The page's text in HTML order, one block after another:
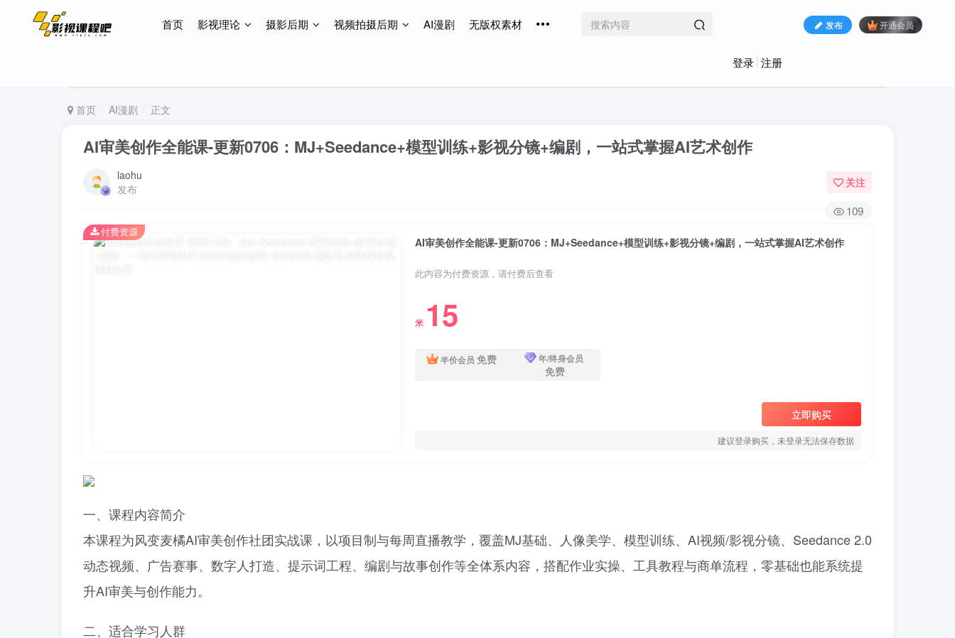
首页 影视理论 摄影后期 视频拍摄后期 AI漫剧 无版权素材 发布 开通会员
登录 注册
特惠终身会员299元，网站所有内容都可观看，终身免费更新
首页 AI漫剧 正文
AI审美创作全能课-更新0706：MJ+Seedance+模型训练+影视分镜+编剧，一站式掌握AI艺术创作
laohu
发布
关注
109
AI审美创作全能课-更新0706：MJ+Seedance+模型训练+影视分镜+编剧，一站式掌握AI艺术创作
此内容为付费资源，请付费后查看
米 15
半价会员 免费 年/终身会员
免费
立即购买
建议登录购买，未登录无法保存数据
付费资源
一、课程内容简介
本课程为风变麦橘AI审美创作社团实战课，以项目制与每周直播教学，覆盖MJ基础、人像美学、模型训练、AI视频/影视分镜、Seedance 2.0
动态视频、广告赛事、数字人打造、提示词工程、编剧与故事创作等全体系内容，搭配作业实操、工具教程与商单流程，零基础也能系统提
升AI审美与创作能力。
二、适合学习人群